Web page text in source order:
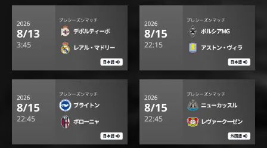
ブライトン v ボローニャ
・8/15(土) 23:00
ニューカッスル v レヴァークーゼン
・8/15(土) 23:00
ブレントフォード v フランクフルト